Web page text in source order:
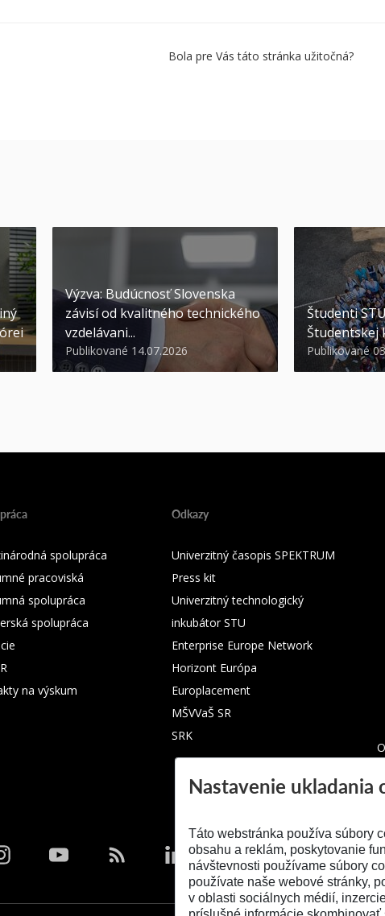
Bola pre Vás táto stránka užitočná?
Výzva: Budúcnosť Slovenska
závisí od kvalitného technického
vzdelávani...
Publikované 14.07.2026
Študenti
Študentskej
Publikované
spolupráca
pracoviská
spolupráca
spolupráca
na výskum
Odkazy
Univerzitný časopis SPEKTRUM
Press kit
Univerzitný technologický
inkubátor STU
Enterprise Europe Network
Horizont Európa
Europlacement
MŠVVaŠ SR
SRK
Nastavenie ukladania
Táto webstránka používa súbory
obsahu a reklám, poskytovanie
návštevnosti používame súbory
používate naše webové stránky,
v oblasti sociálnych médií,